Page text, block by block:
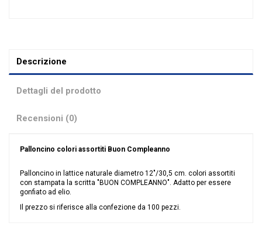
Descrizione
Dettagli del prodotto
Recensioni (0)
Palloncino colori assortiti Buon Compleanno
Palloncino in lattice naturale diametro 12"/30,5 cm. colori assortiti
con stampata la scritta "BUON COMPLEANNO". Adatto per essere
gonfiato ad elio.
Il prezzo si riferisce alla confezione da 100 pezzi.